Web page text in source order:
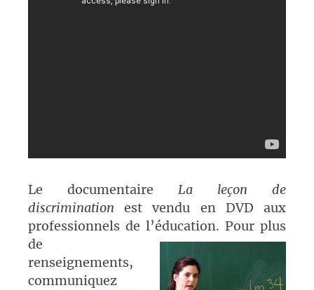
Le documentaire La leçon de
discriminationest vendu en DVD aux
professionnels de l’éducation. Pour plus
de
renseignements,
communiquez